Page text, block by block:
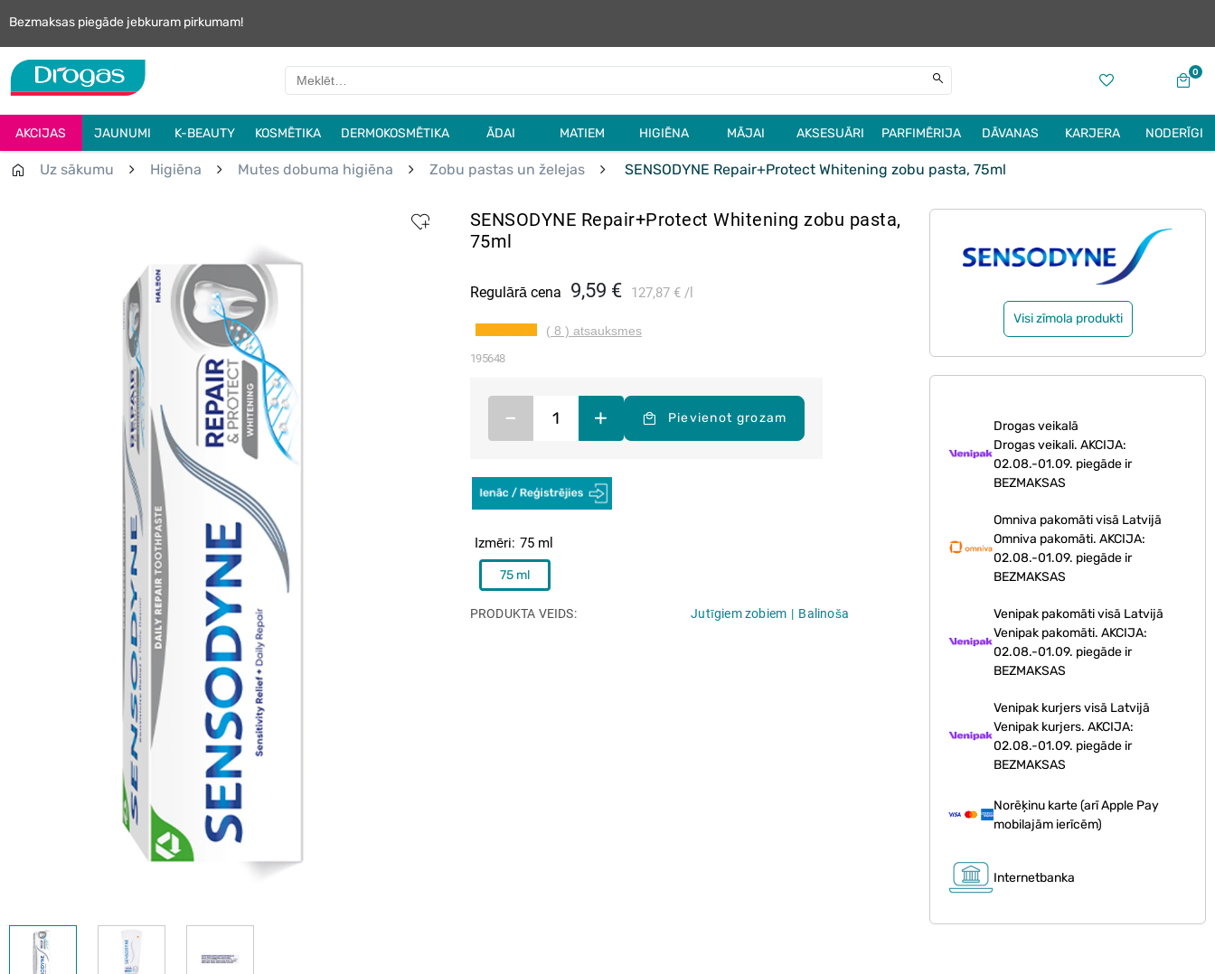
Bezmaksas piegāde jebkuram pirkumam!
0
AKCIJAS JAUNUMI K-BEAUTY KOSMĒTIKA DERMOKOSMĒTIKA ĀDAI MATIEM HIGIĒNA MĀJAI AKSESUĀRI PARFIMĒRIJA DĀVANAS KARJERA NODERĪGI
Uz sākumu Higiēna Mutes dobuma higiēna Zobu pastas un želejas SENSODYNE Repair+Protect Whitening zobu pasta, 75ml
SENSODYNE Repair+Protect Whitening zobu pasta,
75ml
Regulārā cena 9,59 € 127,87 € l
( 8 ) atsauksmes
195648
Izmēri 75 ml
75 ml
– + Pievienot grozam
PRODUKTA VEIDS Jutīgiem zobiem Balinoša
Visi zīmola produkti
Drogas veikalā
Drogas veikali. AKCIJA:
02.08.-01.09. piegāde ir
BEZMAKSAS
Omniva pakomāti visā Latvijā
Omniva pakomāti. AKCIJA:
02.08.-01.09. piegāde ir
BEZMAKSAS
Venipak pakomāti visā Latvijā
Venipak pakomāti. AKCIJA:
02.08.-01.09. piegāde ir
BEZMAKSAS
Venipak kurjers visā Latvijā
Venipak kurjers. AKCIJA:
02.08.-01.09. piegāde ir
BEZMAKSAS
Norēķinu karte (arī Apple Pay
mobilajām ierīcēm)
Internetbanka